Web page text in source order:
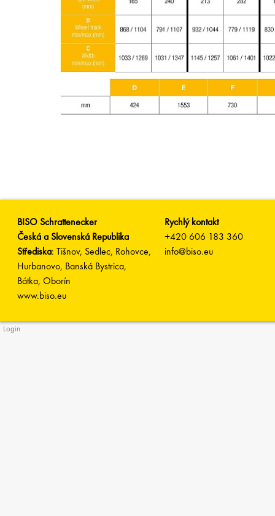
BISO Schrattenecker
Česká a Slovenská Republika
Střediska: Tišnov, Sedlec, Rohovce,
Hurbanovo, Banská Bystrica,
Bátka, Oborín
www.biso.eu
Rychlý kontakt
+420 606 183 360
info@biso.eu
Login